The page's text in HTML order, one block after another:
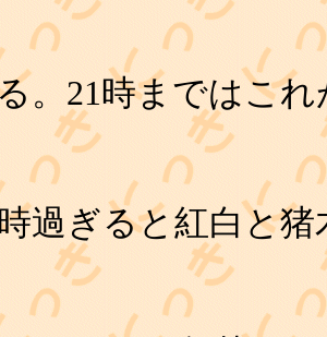
。21時まではこ
過ぎると紅白と